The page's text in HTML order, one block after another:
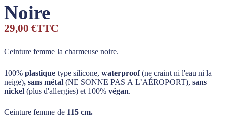
Noire
29,00 €TTC
Ceinture femme la charmeuse noire.
100% plastique type silicone, waterproof(ne craint ni l'eau ni la
neige), sans métal (NE SONNE PAS A L’AÉROPORT), sans
nickel (plus d'allergies) et 100% végan.
Ceinture femme de 115 cm.